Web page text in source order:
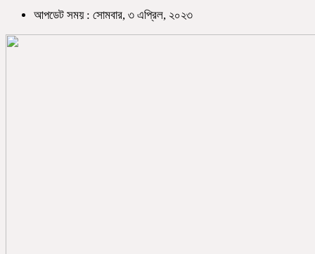
আপডেট সময় : সোমবার, ৩ এপ্রিল, ২০২৩